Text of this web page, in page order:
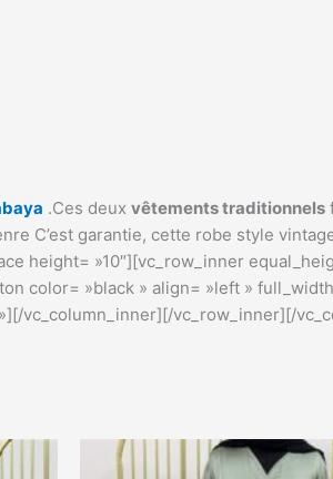
.Ces deux vêtements traditionnels
C’est garantie, cette robe style
height= »10″][vc_row_inner
color= »black » align= »left »
vc_column_inner][/vc_row_inner][/
Ce